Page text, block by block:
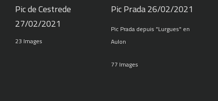
Pic de Cestrede
27/02/2021
23 Images
Pic Prada 26/02/2021
Pic Prada depuis "Lurgues" en
Aulon
77 Images